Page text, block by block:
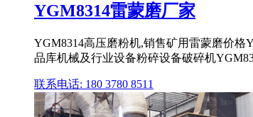
YGM8314雷蒙磨厂家
YGM8314高压磨粉机,销售矿用雷蒙磨价格
品库机械及行业设备粉碎设备破碎机
联系电话: 180 3780 8511